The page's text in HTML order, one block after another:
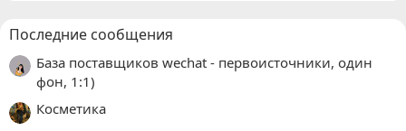
Последние сообщения
База поставщиков wechat - первоисточники, один
фон, 1:1)
Косметика